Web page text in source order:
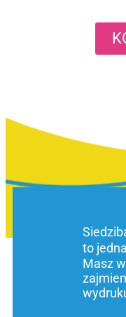
to
Masz